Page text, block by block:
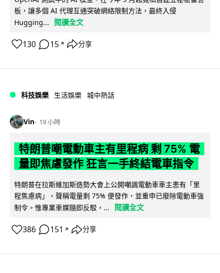
板，讓多個 AI 代理互通突破網絡限制方法，最終入侵
Hugging...
閱讀全文
130 15 ↗ 分享
科技娛樂 生活娛樂 城中熱話
Vin 19 小時
特朗普嘲電動車主有里程病 剩 75% 電
量即焦慮發作 狂言一手終結電車指令
特朗普在拉斯維加斯造勢大會上公開嘲諷電動車車主患有「里
程焦慮病」，聲稱電量剩 75% 便發作，並重申已廢除電動車強
制令。惟專業車媒隨即反駁，...
閱讀全文
386 151 ↗ 分享